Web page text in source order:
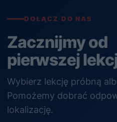
DOŁĄCZ DO NAS
Zacznijmy od
pierwszej
Wybierz lekcję próbną
Pomożemy dobrać
lokalizację.